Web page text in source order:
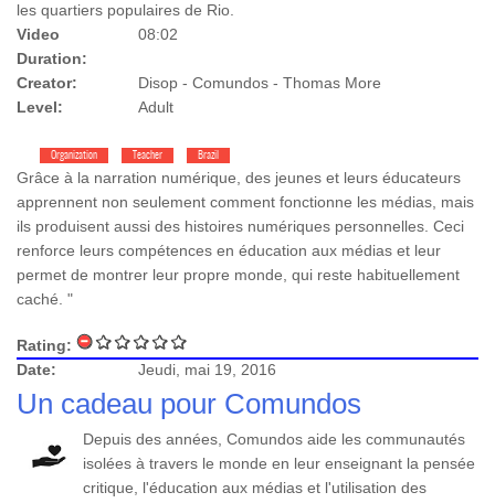
les quartiers populaires de Rio.
Video
Duration:
08:02
Creator:
Disop - Comundos - Thomas More
Level:
Adult
Organization Teacher Brazil
Grâce à la narration numérique, des jeunes et leurs éducateurs
apprennent non seulement comment fonctionne les médias, mais
ils produisent aussi des histoires numériques personnelles. Ceci
renforce leurs compétences en éducation aux médias et leur
permet de montrer leur propre monde, qui reste habituellement
caché. "
Rating:
Date:
Jeudi, mai 19, 2016
Un cadeau pour Comundos
Depuis des années, Comundos aide les communautés
isolées à travers le monde en leur enseignant la pensée
critique, l'éducation aux médias et l'utilisation des